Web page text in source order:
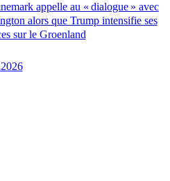
appelle au « dialogue » avec
alors que Trump intensifie ses
sur le Groenland